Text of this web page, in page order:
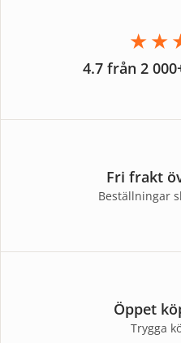
4.7 från 2
Fri frakt
Beställningar
Öppet
Trygga